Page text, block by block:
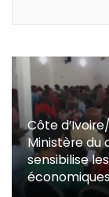
Côte
Ministère du
sensibilise